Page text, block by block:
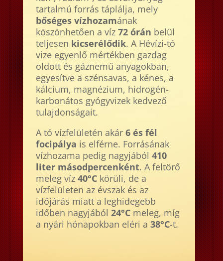
tartalmú forrás táplálja, mely
bőséges vízhozamának
köszönhetően a víz72 órán belül
teljesen kicserélődik. A Hévízi-tó
vize egyenlő mértékben gazdag
oldott és gáznemű anyagokban,
egyesítve a szénsavas, a kénes, a
kálcium, magnézium, hidrogén-
karbonátos gyógyvizek kedvező
tulajdonságait.
A tó vízfelületén akár6 és fél
focipálya is elférne. Forrásának
vízhozama pedig nagyjából410
liter másodpercenként. A feltörő
meleg víz40°C körüli, de a
vízfelületen az évszak és az
időjárás miatt a leghidegebb
időben nagyjából 24°C meleg, míg
a nyári hónapokban eléri a38°C-t.